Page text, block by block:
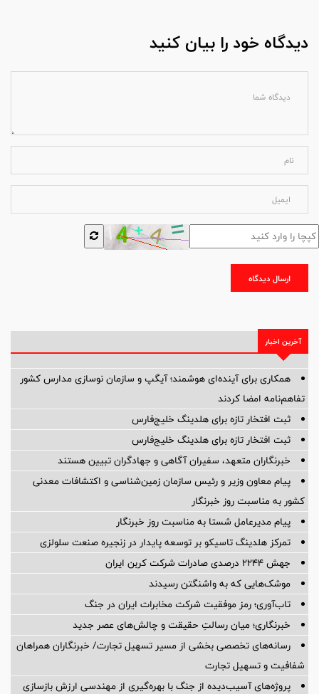
دیدگاه خود را بیان کنید
ارسال دیدگاه
آخرین اخبار
همکاری برای آینده‌ای هوشمند؛ آیگپ و سازمان نوسازی مدارس کشور
تفاهم‌نامه امضا کردند
ثبت افتخار تازه برای هلدینگ خلیج‌فارس
ثبت افتخار تازه برای هلدینگ خلیج‌فارس
خبرنگاران متعهد، سفیران آگاهی و جهادگران تبیین هستند
پیام معاون وزیر و رئیس سازمان زمین‌شناسی و اکتشافات معدنی
کشور به مناسبت روز خبرنگار
پیام مدیرعامل شستا به مناسبت روز خبرنگار
تمرکز هلدینگ تاسیکو بر توسعه پایدار در زنجیره صنعت سلولزی
جهش ۲۲۴۴ درصدی صادرات شرکت کربن ایران
موشک‌هایی که به واشنگتن رسیدند
تاب‌آوری؛ رمز موفقیت شرکت مخابرات ایران در جنگ
خبرنگاری؛ میان رسالتِ حقیقت و چالش‌های عصر جدید
رسانه‌های تخصصی بخشی از مسیر تسهیل تجارت/ خبرنگاران همراهان
شفافیت و تسهیل تجارت
پروژه‌های آسیب‌دیده از جنگ با بهره‌گیری از مهندسی ارزش بازسازی